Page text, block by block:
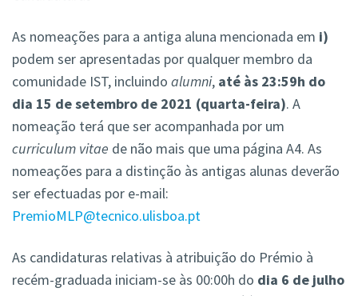
As nomeações para a antiga aluna mencionada em i)
podem ser apresentadas por qualquer membro da
comunidade IST, incluindo alumni, até às 23:59h do
dia 15 de setembro de 2021 (quarta-feira). A
nomeação terá que ser acompanhada por um
curriculum vitae de não mais que uma página A4. As
nomeações para a distinção às antigas alunas deverão
ser efectuadas por e-mail:
PremioMLP@tecnico.ulisboa.pt
As candidaturas relativas à atribuição do Prémio à
recém-graduada iniciam-se às 00:00h do dia 6 de julho